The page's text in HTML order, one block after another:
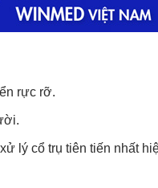
rực rỡ.
lý cổ trụ tiên tiến nhất